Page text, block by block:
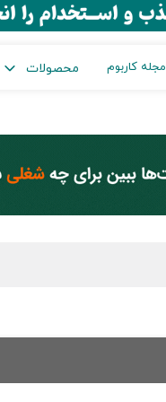
مجله کاربوم محصولات